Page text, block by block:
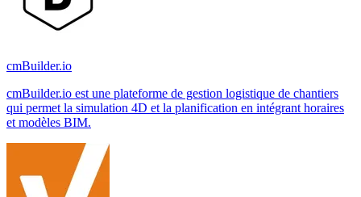
cmBuilder.io
cmBuilder.io est une plateforme de gestion logistique de chantiers
qui permet la simulation 4D et la planification en intégrant horaires
et modèles BIM.